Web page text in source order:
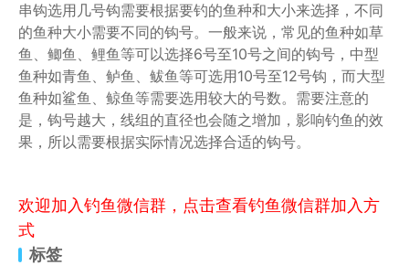
串钩选用几号钩需要根据要钓的鱼种和大小来选择，不同
的鱼种大小需要不同的钩号。一般来说，常见的鱼种如草
鱼、鲫鱼、鲤鱼等可以选择6号至10号之间的钩号，中型
鱼种如青鱼、鲈鱼、鲅鱼等可选用10号至12号钩，而大型
鱼种如鲨鱼、鲸鱼等需要选用较大的号数。需要注意的
是，钩号越大，线组的直径也会随之增加，影响钓鱼的效
果，所以需要根据实际情况选择合适的钩号。
欢迎加入钓鱼微信群，点击查看钓鱼微信群加入方
式
标签